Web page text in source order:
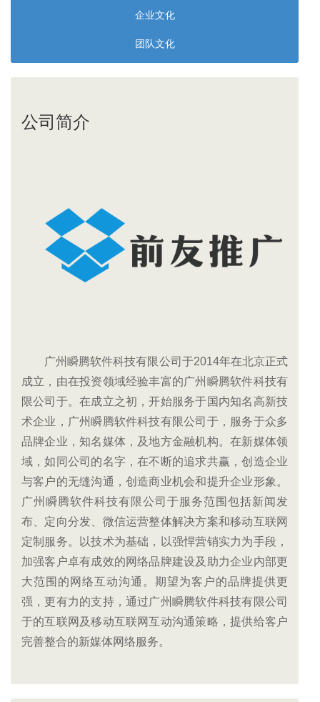
企业文化
团队文化
公司简介
广州瞬腾软件科技有限公司于2014年在北京正式
成立，由在投资领域经验丰富的广州瞬腾软件科技有
限公司于。在成立之初，开始服务于国内知名高新技
术企业，广州瞬腾软件科技有限公司于，服务于众多
品牌企业，知名媒体，及地方金融机构。在新媒体领
域，如同公司的名字，在不断的追求共赢，创造企业
与客户的无缝沟通，创造商业机会和提升企业形象。
广州瞬腾软件科技有限公司于服务范围包括新闻发
布、定向分发、微信运营整体解决方案和移动互联网
定制服务。以技术为基础，以强悍营销实力为手段，
加强客户卓有成效的网络品牌建设及助力企业内部更
大范围的网络互动沟通。期望为客户的品牌提供更
强，更有力的支持，通过广州瞬腾软件科技有限公司
于的互联网及移动互联网互动沟通策略，提供给客户
完善整合的新媒体网络服务。